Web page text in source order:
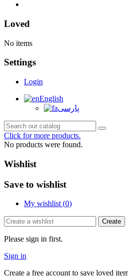
Loved
No items
Settings
Login
English
پارسی
Click for more products.
No products were found.
Wishlist
Save to wishlist
My wishlist (0)
Create
Please sign in first.
Sign in
Create a free account to save loved